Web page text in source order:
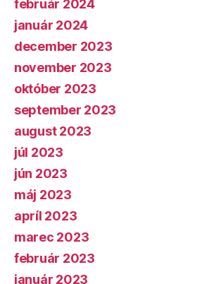
február 2024
január 2024
december 2023
november 2023
október 2023
september 2023
august 2023
júl 2023
jún 2023
máj 2023
apríl 2023
marec 2023
február 2023
január 2023